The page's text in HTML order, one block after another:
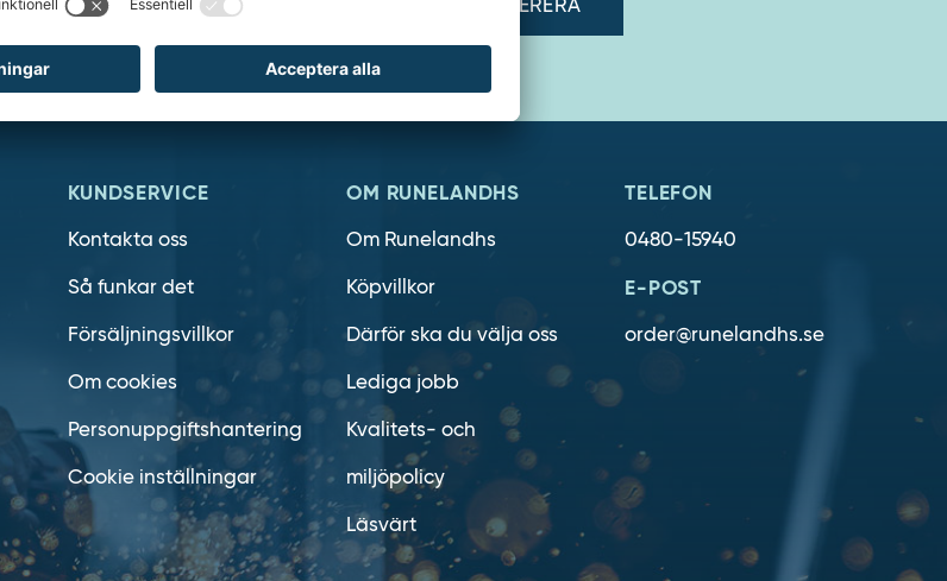
KUNDSERVICE
Kontakta oss
Så funkar det
Försäljningsvillkor
Om cookies
Personuppgiftshantering
Cookie inställningar
OM RUNELANDHS
Om Runelandhs
Köpvillkor
Därför ska du välja oss
Lediga jobb
Kvalitets- och
miljöpolicy
Läsvärt
TELEFON
0480-15940
E-POST
order@runelandhs.se